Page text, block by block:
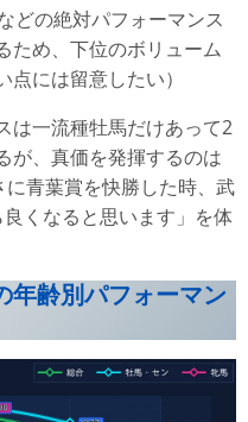
どの絶対パフォーマンス
ため、下位のボリューム
には留意したい）
は一流種牡馬だけあって2
が、真価を発揮するのは
青葉賞を快勝した時、武
くなると思います」を体
年齢別パフォーマン